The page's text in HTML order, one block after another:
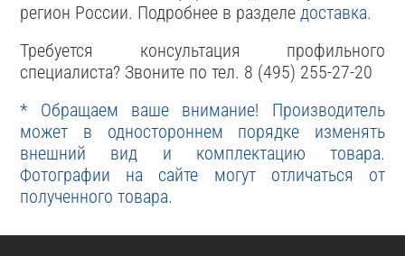
регион России. Подробнее в разделедоставка.
Требуется консультация профильного
специалиста? Звоните по тел. 8 (495) 255-27-20
* Обращаем ваше внимание! Производитель
может в одностороннем порядке изменять
внешний вид и комплектацию товара.
Фотографии на сайте могут отличаться от
полученного товара.